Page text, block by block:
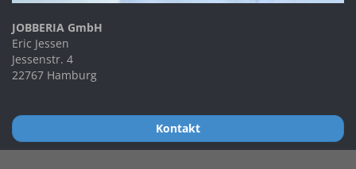
JOBBERIA GmbH
Eric Jessen
Jessenstr. 4
22767 Hamburg
Kontakt